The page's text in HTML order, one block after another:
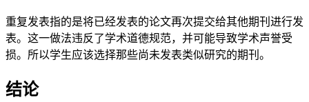
重复发表指的是将已经发表的论文再次提交给其他期刊进行发
表。这一做法违反了学术道德规范，并可能导致学术声誉受
损。所以学生应该选择那些尚未发表类似研究的期刊。
结论